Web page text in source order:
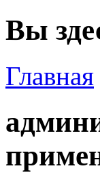
Вы
Главная